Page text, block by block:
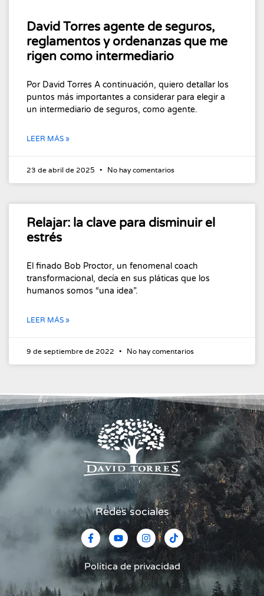
David Torres agente de seguros,
reglamentos y ordenanzas que me
rigen como intermediario
Por David Torres A continuación, quiero detallar los
puntos más importantes a considerar para elegir a
un intermediario de seguros, como agente.
LEER MÁS »
23 de abril de 2025 No hay comentarios
Relajar: la clave para disminuir el
estrés
El finado Bob Proctor, un fenomenal coach
transformacional, decía en sus pláticas que los
humanos somos “una idea”.
LEER MÁS »
9 de septiembre de 2022 No hay comentarios
Redes sociales
Política de privacidad